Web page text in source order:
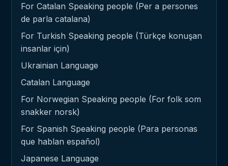
For Catalan Speaking people (Per a persones
de parla catalana)
For Turkish Speaking people (Türkçe konuşan
insanlar için)
Ukrainian Language
Catalan Language
For Norwegian Speaking people (For folk som
snakker norsk)
For Spanish Speaking people (Para personas
que hablan español)
Japanese Language